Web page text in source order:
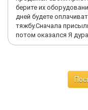
берите их
дней будете
тяжбу.Сначала
потом оказался Я